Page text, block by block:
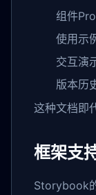
组件
使用示
交互演
版本历
这种文档即
框架支
Storybook